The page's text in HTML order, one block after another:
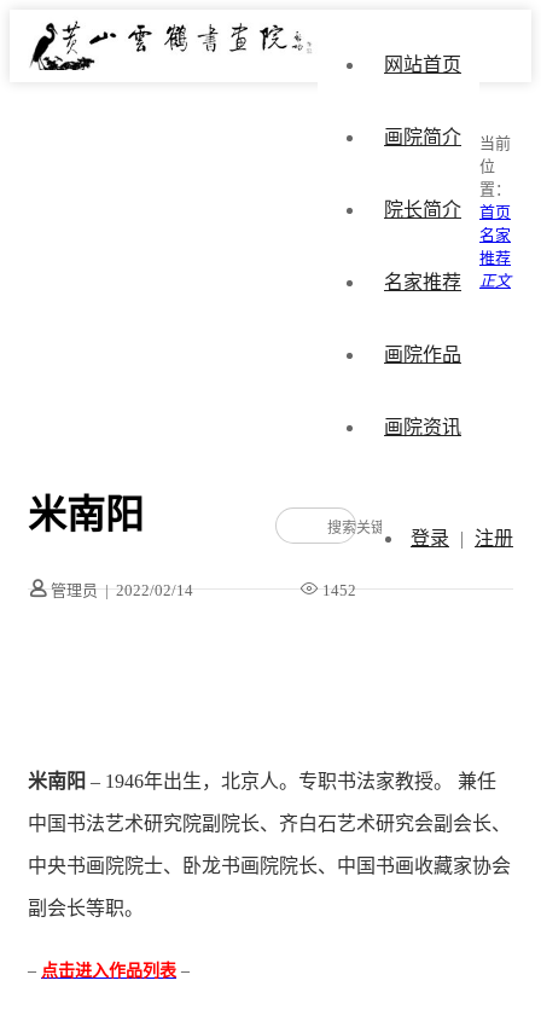
网站首页
画院简介
院长简介
名家推荐
画院作品
画院资讯
登录 | 注册
当前
位
置：
首页
名家
推荐
正文
米南阳
管理员 | 2022/02/14 1452
米南阳 – 1946年出生，北京人。专职书法家教授。 兼任
中国书法艺术研究院副院长、齐白石艺术研究会副会长、
中央书画院院士、卧龙书画院院长、中国书画收藏家协会
副会长等职。
– 点击进入作品列表 –